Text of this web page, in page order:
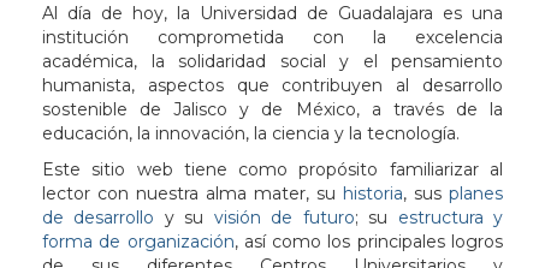
Al día de hoy, la Universidad de Guadalajara es una
institución comprometida con la excelencia
académica, la solidaridad social y el pensamiento
humanista, aspectos que contribuyen al desarrollo
sostenible de Jalisco y de México, a través de la
educación, la innovación, la ciencia y la tecnología.
Este sitio web tiene como propósito familiarizar al
lector con nuestra alma mater, su historia, sus planes
de desarrollo y su visión de futuro; su estructura y
forma de organización, así como los principales logros